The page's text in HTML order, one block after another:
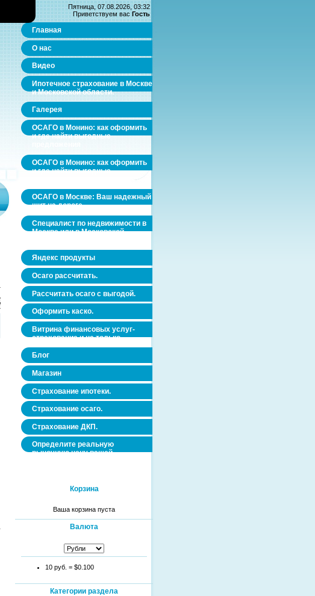
Пятница, 07.08.2026, 03:32
Приветствуем вас Гость
Главная
О нас
Видео
Ипотечное страхование в Москве
и Московской области.
Галерея
ОСАГО в Монино: как оформить
и где найти выгодные
ОСАГО в Монино: как оформить
и где найти выгодные
ОСАГО в Москве: Ваш надежный
щит на дороге
Специалист по недвижимости в
Москве или в Московской
Яндекс продукты
Осаго рассчитать.
Рассчитать осаго с выгодой.
Оформить каско.
Витрина финансовых услуг-
страхование и не только.
Блог
Магазин
Страхование ипотеки.
Страхование осаго.
Страхование ДКП.
Определите реальную
рыночную цену вашей
Корзина
Ваша корзина пуста
Валюта
10 руб. = $0.100
Категории раздела